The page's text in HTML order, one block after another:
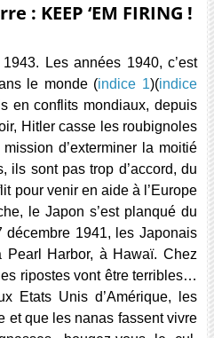
: KEEP ‘EM FIRING !
Les années 1940, c’est
le monde (indice 1)(indice
en conflits mondiaux, depuis
Hitler casse les roubignoles
d’exterminer la moitié
ils sont pas trop d’accord, du
pour venir en aide à l’Europe
le Japon s’est planqué du
1941, les Japonais
Pearl Harbor, à Hawaï. Chez
ripostes vont être terribles…
Etats Unis d’Amérique, les
et que les nanas fassent vivre